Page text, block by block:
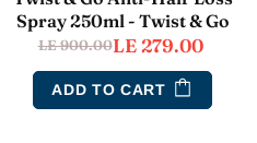
Spray 250ml - Twist & Go
LE 900.00LE 279.00
ADD TO CART